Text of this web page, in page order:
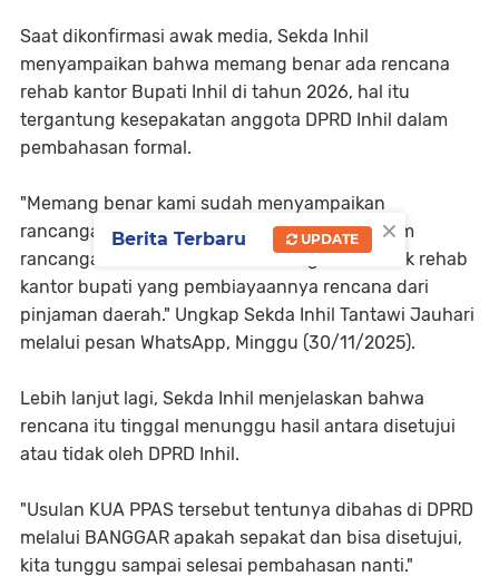
Saat dikonfirmasi awak media, Sekda Inhil
menyampaikan bahwa memang benar ada rencana
rehab kantor Bupati Inhil di tahun 2026, hal itu
tergantung kesepakatan anggota DPRD Inhil dalam
pembahasan formal.
"Memang benar kami sudah menyampaikan
rancangan KUA PPAS 2026 ke DPRD dan dalam
rancangan tersebut ada usulan kegiatan untuk rehab
kantor bupati yang pembiayaannya rencana dari
pinjaman daerah." Ungkap Sekda Inhil Tantawi Jauhari
melalui pesan WhatsApp, Minggu (30/11/2025).
Lebih lanjut lagi, Sekda Inhil menjelaskan bahwa
rencana itu tinggal menunggu hasil antara disetujui
atau tidak oleh DPRD Inhil.
"Usulan KUA PPAS tersebut tentunya dibahas di DPRD
melalui BANGGAR apakah sepakat dan bisa disetujui,
kita tunggu sampai selesai pembahasan nanti."
×
Berita Terbaru UPDATE